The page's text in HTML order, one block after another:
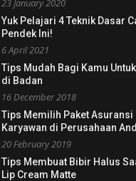
Yuk Pelajari 4 Teknik Dasar
Pendek Ini!
6 April 2021
Tips Mudah Bagi Kamu
di Badan
16 December 2018
Tips Memilih Paket Asuransi
Karyawan di Perusahaan
20 February 2019
Tips Membuat Bibir Halus
Lip Cream Matte